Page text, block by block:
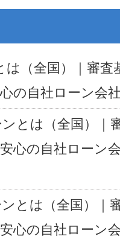
は（全国）｜審査
の自社ローン会
とは（全国）｜
心の自社ローン
とは（全国）｜
心の自社ローン